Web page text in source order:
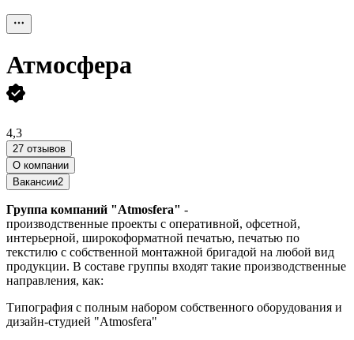
Атмосфера
4,3
27 отзывов
О компании
Вакансии2
Группа компаний "Atmosfera" -
производственные проекты с оперативной, офсетной,
интерьерной, широкоформатной печатью, печатью по
текстилю с собственной монтажной бригадой на любой вид
продукции. В составе группы входят такие производственные
направления, как:
Типография с полным набором собственного оборудования и
дизайн-студией "Atmosfera"